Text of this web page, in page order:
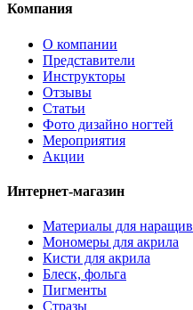
Компания
О компании
Представители
Инструкторы
Отзывы
Статьи
Фото дизайно ногтей
Мероприятия
Акции
Интернет-магазин
Материалы для
Мономеры для акрила
Кисти для акрила
Блеск, фольга
Пигменты
Стразы